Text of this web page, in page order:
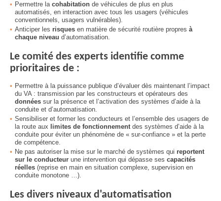
Permettre la cohabitation de véhicules de plus en plus
automatisés, en interaction avec tous les usagers (véhicules
conventionnels, usagers vulnérables).
Anticiper les risques en matière de sécurité routière propres à
chaque niveau d’automatisation.
Le comité des experts identifie comme
prioritaires de :
Permettre à la puissance publique d’évaluer dès maintenant l’impact
du VA : transmission par les constructeurs et opérateurs des
données sur la présence et l’activation des systèmes d’aide à la
conduite et d’automatisation.
Sensibiliser et former les conducteurs et l’ensemble des usagers de
la route aux
limites de fonctionnementdes systèmes d’aide à la
conduite pour éviter un phénomène de « sur-confiance » et la perte
de compétence.
Ne pas autoriser la mise sur le marché de systèmes qui reportent
sur le conducteur une intervention qui dépasse ses capacités
réelles (reprise en main en situation complexe, supervision en
conduite monotone …).
Les divers niveaux d'automatisation